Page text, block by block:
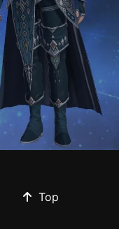
Top